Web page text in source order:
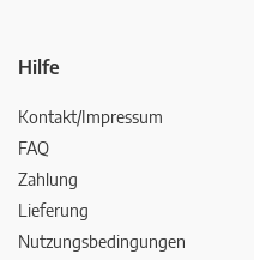
Hilfe
Kontakt/Impressum
FAQ
Zahlung
Lieferung
Nutzungsbedingungen